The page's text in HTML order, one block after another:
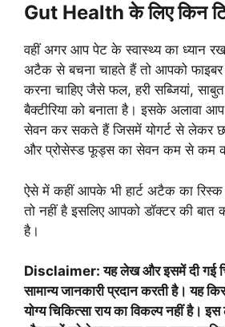
Gut Health के लिए किन
वहीं अगर आप पेट के स्वास्थ्य का ध्यान
अटैक से बचना चाहते हैं तो आपको
करना चाहिए जैसे फल, हरी सब्जियां,
बैक्टीरिया को बनाता है। इसके अलावा
सेवन कर सकते हैं जिसमें योगर्ट से लेकर
और प्रोसेस्ड फूड्स का सेवन कम से कम
ऐसे में कहीं आपके भी हार्ट अटैक का
तो नहीं है इसलिए आपको डॉक्टर की बात
है।
Disclaimer: यह लेख और इसमें दी गई
सामान्य जानकारी प्रदान करती है। यह
योग्य चिकित्सा राय का विकल्प नहीं है।